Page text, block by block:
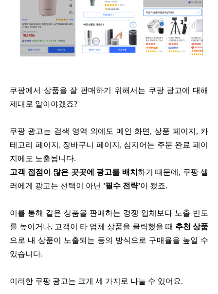
쿠팡에서 상품을 잘 판매하기 위해서는 쿠팡 광고에 대해
제대로 알아야겠죠?
쿠팡 광고는 검색 영역 외에도 메인 화면, 상품 페이지, 카
테고리 페이지, 장바구니 페이지, 심지어는 주문 완료 페이
지에도 노출됩니다.
고객 접점이 많은 곳곳에 광고를 배치 하기 때문에, 쿠팡 셀
러에게 광고는 선택이 아닌 '필수 전략'이 됐죠.
이를 통해 같은 상품을 판매하는 경쟁 업체보다 노출 빈도
를 높이거나, 고객이 타 업체 상품을 클릭했을 때 추천 상품
으로 내 상품이 노출되는 등의 방식으로 구매율을 높일 수
있습니다.
이러한 쿠팡 광고는 크게 세 가지로 나눌 수 있어요.